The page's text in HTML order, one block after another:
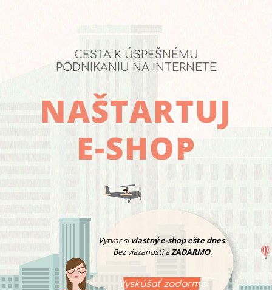
CESTA K ÚSPEŠNÉMU
PODNIKANIU NA INTERNETE
NAŠTARTUJ
E-SHOP
Vytvor sivlastný e-shop ešte dnes.
Bez viazanosti aZADARMO.
Vyskúšať zadarmo